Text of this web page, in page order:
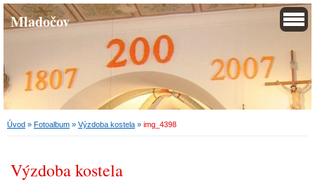
Mladočov
Úvod » Fotoalbum » Výzdoba kostela » img_4398
Výzdoba kostela